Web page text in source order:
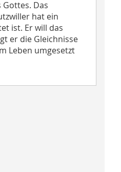
Das
hat ein
ist. Er will das
er die Gleichnisse
Leben umgesetzt